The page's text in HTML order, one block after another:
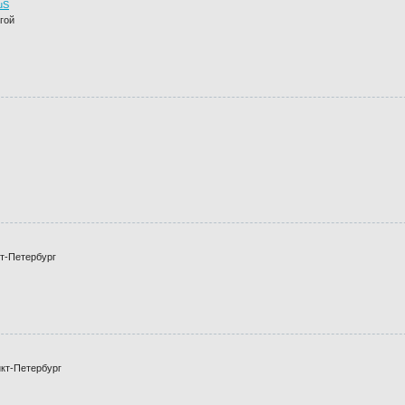
Петербург
Петербург